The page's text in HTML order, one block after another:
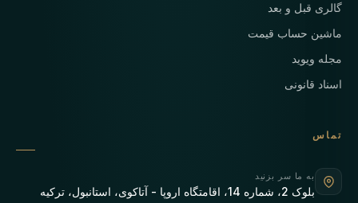
گالری قبل و بعد
ماشین حساب قیمت
مجله ویوید
اسناد قانونی
تماس
به ما سر بزنید
بلوک 2، شماره 14، اقامتگاه اروپا - آتاکوی، استانبول، ترکیه